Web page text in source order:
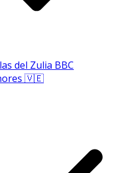
del Zulia BBC
🇻🇪